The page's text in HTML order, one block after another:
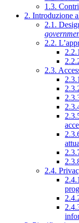
1.3.
2. Introduzione
2.1.
2.2.
2.3.
2.4.